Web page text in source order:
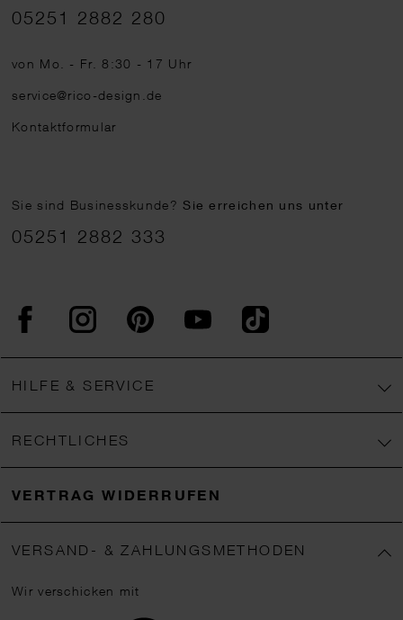
Telefonnummer
05251 2882 280
von Mo. - Fr. 8:30 - 17 Uhr
service@rico-design.de
Kontaktformular
Sie sind Businesskunde?Sie erreichen uns unter
05251 2882 333
FacebookInstagram PinterestYouTubeTikTok
HILFE & SERVICE
RECHTLICHES
VERTRAG WIDERRUFEN
VERSAND- & ZAHLUNGSMETHODEN
Wir verschicken mit